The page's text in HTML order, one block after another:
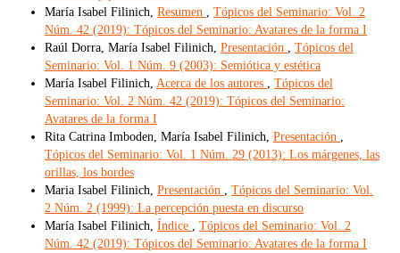
María Isabel Filinich, Resumen
Tópicos del Seminario: Vol. 2
Núm. 42 (2019): Tópicos del Seminario: Avatares de la forma I
Raúl Dorra, María Isabel Filinich, Presentación
Tópicos del
Seminario: Vol. 1 Núm. 9 (2003): Semiótica y estética
María Isabel Filinich, Acerca de los autores
Tópicos del
Seminario: Vol. 2 Núm. 42 (2019): Tópicos del Seminario:
Avatares de la forma I
Rita Catrina Imboden, María Isabel Filinich, Presentación
Tópicos del Seminario: Vol. 1 Núm. 29 (2013): Los márgenes, las
orillas, los bordes
Maria Isabel Filinich, Presentación
Tópicos del Seminario: Vol.
2 Núm. 2 (1999): La percepción puesta en discurso
María Isabel Filinich, Índice
Tópicos del Seminario: Vol. 2
Núm. 42 (2019): Tópicos del Seminario: Avatares de la forma I